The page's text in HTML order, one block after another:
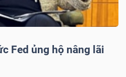
Fed ủng hộ nâng lãi